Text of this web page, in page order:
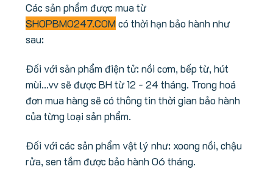
Các sản phẩm được mua từ
SHOPBMO247.COMcó thời hạn bảo hành như
sau:
Đối với sản phẩm điện tử: nồi cơm, bếp từ, hút
mùi...vv sẽ được BH từ 12 - 24 tháng. Trong hoá
đơn mua hàng sẽ có thông tin thời gian bảo hành
của từng loại sản phẩm.
Đối với các sản phẩm vật lý như: xoong nồi, chậu
rửa, sen tắm được bảo hành 06 tháng.